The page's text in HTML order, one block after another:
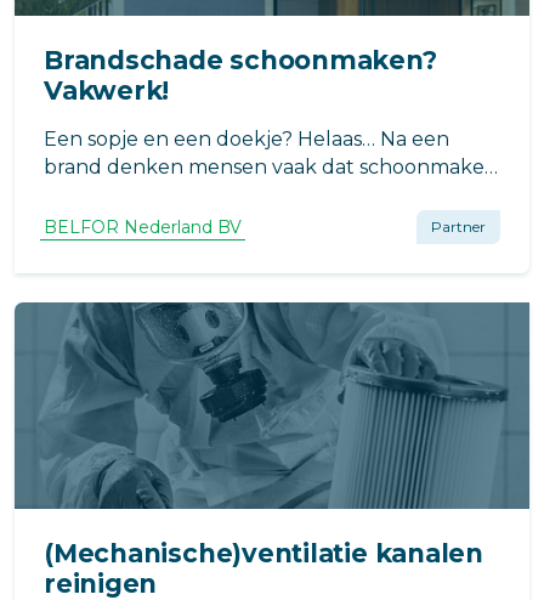
Brandschade schoonmaken?
Vakwerk!
Een sopje en een doekje? Helaas… Na een
brand denken mensen vaak dat schoonmaken
bedriegt. Brandschadeherstel is specialistisch
werk, waarbij verkeerde aanpak juist méér
schade kan veroorzaken.
BELFOR Nederland BV Partner
(Mechanische)ventilatie kanalen
reinigen